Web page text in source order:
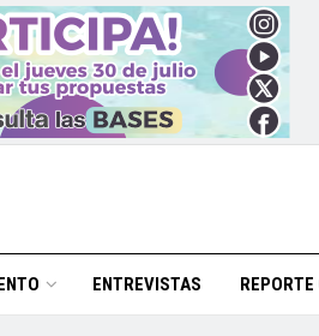
ENTREVISTAS